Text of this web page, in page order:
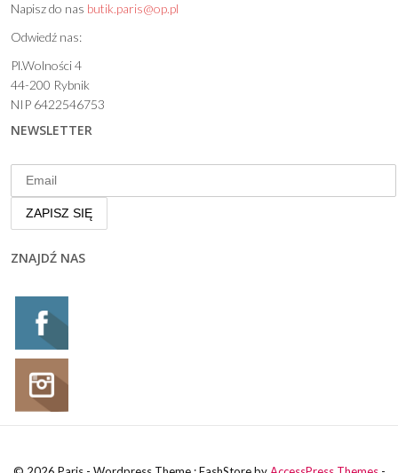
Napisz do nas butik.paris@op.pl
Odwiedź nas:
Pl.Wolności 4
44-200 Rybnik
NIP 6422546753
NEWSLETTER
ZNAJDŹ NAS